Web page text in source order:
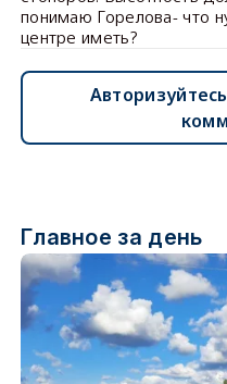
понимаю Горелова- что
центре иметь?
Главное за день